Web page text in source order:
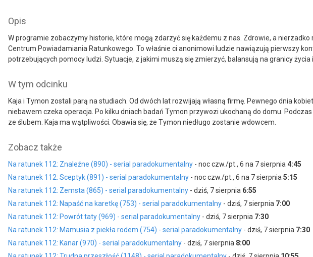
Opis
W programie zobaczymy historie, które mogą zdarzyć się każdemu z nas. Zdrowie, a
Centrum Powiadamiania Ratunkowego. To właśnie ci anonimowi ludzie nawiązują pierwszy
potrzebujących pomocy ludzi. Sytuacje, z jakimi muszą się zmierzyć, balansują na granicy życia
W tym odcinku
Kaja i Tymon zostali parą na studiach. Od dwóch lat rozwijają własną firmę. Pewnego dnia
niebawem czeka operacja. Po kilku dniach badań Tymon przywozi ukochaną do domu.
ze ślubem. Kaja ma wątpliwości. Obawia się, że Tymon niedługo zostanie wdowcem.
Zobacz także
Na ratunek 112: Znaleźne (890) - serial paradokumentalny - noc czw./pt., 6 na 7 sierpnia 4:45
Na ratunek 112: Sceptyk (891) - serial paradokumentalny - noc czw./pt., 6 na 7 sierpnia 5:15
Na ratunek 112: Zemsta (865) - serial paradokumentalny - dziś, 7 sierpnia 6:55
Na ratunek 112: Napaść na karetkę (753) - serial paradokumentalny - dziś, 7 sierpnia 7:00
Na ratunek 112: Powrót taty (969) - serial paradokumentalny - dziś, 7 sierpnia 7:30
Na ratunek 112: Mamusia z piekła rodem (754) - serial paradokumentalny - dziś, 7 sierpnia 7:30
Na ratunek 112: Kanar (970) - serial paradokumentalny - dziś, 7 sierpnia 8:00